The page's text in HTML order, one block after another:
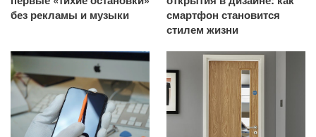
без рекламы и музыки
смартфон становится
стилем жизни